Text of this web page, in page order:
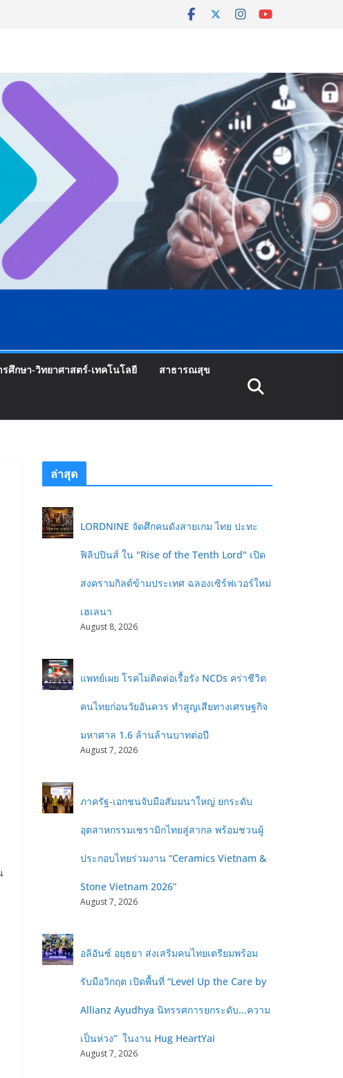
รศึกษา-วิทยาศาสตร์-เทคโนโลยี สาธารณสุข
ล่าสุด
LORDNINE จัดศึกคนดังสายเกม ไทย ปะทะ
ฟิลิปปินส์ ใน "Rise of the Tenth Lord" เปิด
สงครามกิลด์ข้ามประเทศ ฉลองเซิร์ฟเวอร์ใหม่
เฮเลนา
August 8, 2026
แพทย์เผย โรคไม่ติดต่อเรื้อรัง NCDs คร่าชีวิต
คนไทยก่อนวัยอันควร ทำสูญเสียทางเศรษฐกิจ
มหาศาล 1.6 ล้านล้านบาทต่อปี
August 7, 2026
ภาครัฐ-เอกชนจับมือสัมมนาใหญ่ ยกระดับ
อุตสาหกรรมเซรามิกไทยสู่สากล พร้อมชวนผู้
ประกอบไทยร่วมงาน “Ceramics Vietnam &
Stone Vietnam 2026”
August 7, 2026
อลิอันซ์ อยุธยา ส่งเสริมคนไทยเตรียมพร้อม
รับมือวิกฤต เปิดพื้นที่ “Level Up the Care by
Allianz Ayudhya นิทรรศการยกระดับ...ความ
เป็นห่วง” ในงาน Hug HeartYai
August 7, 2026